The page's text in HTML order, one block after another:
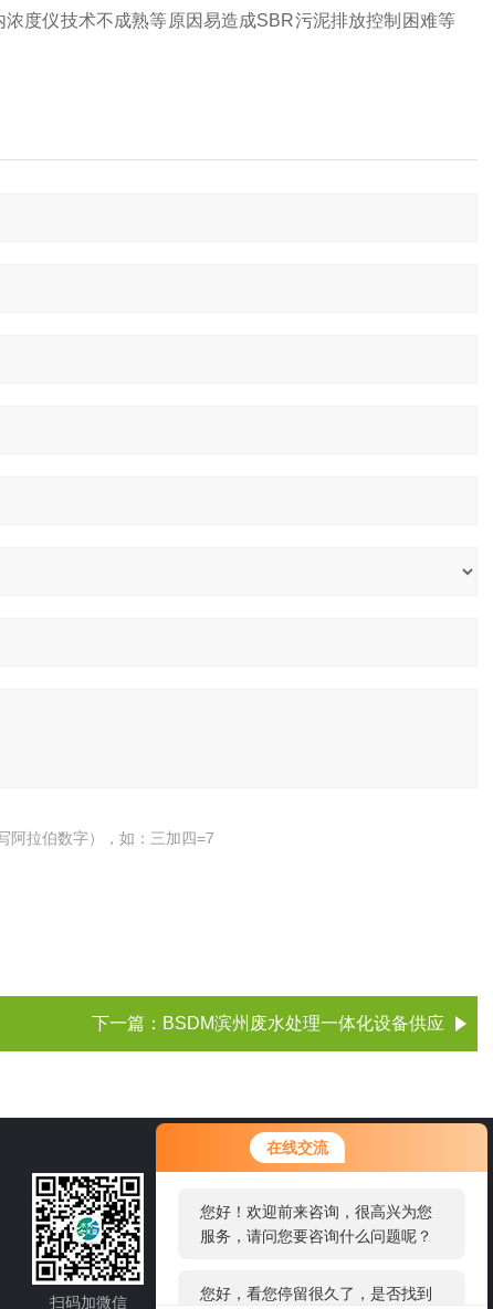
在线交流
您好！欢迎前来咨询，很高兴为您
服务，请问您要咨询什么问题呢？
您好，看您停留很久了，是否找到
了需求产品，您可以直接在线与我
度仪技术不成熟等原因易造成SBR污泥排放控制困难等
阿拉伯数字），如：三加四=7
下一篇： BSDM滨州废水处理一体化设备供应
扫码加微信
15105360218
邮箱：wfbslt@126.com